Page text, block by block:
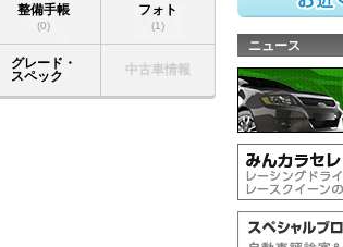
整備手帳
(0)
フォト
(1)
グレード・
スペック
中古車情報
ニュース